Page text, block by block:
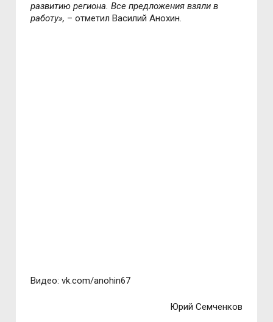
развитию региона. Все предложения взяли в
работу», – отметил Василий Анохин.
Видео: vk.com/anohin67
Юрий Семченков